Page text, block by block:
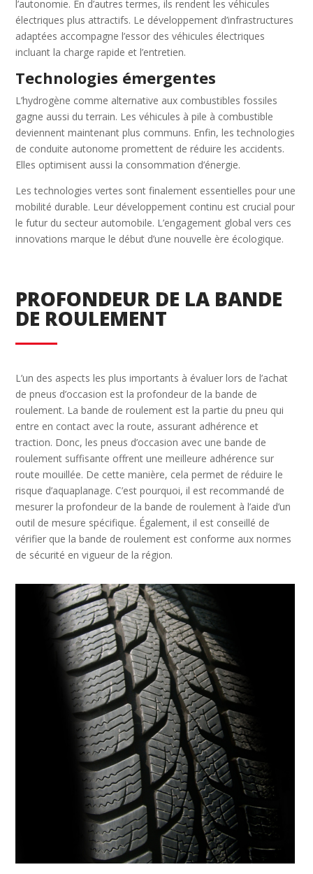
l’autonomie. En d’autres termes, ils rendent les véhicules
électriques plus attractifs. Le développement d’infrastructures
adaptées accompagne l’essor des véhicules électriques
incluant la charge rapide et l’entretien.
Technologies émergentes
L’hydrogène comme alternative aux combustibles fossiles
gagne aussi du terrain. Les véhicules à pile à combustible
deviennent maintenant plus communs. Enfin, les technologies
de conduite autonome promettent de réduire les accidents.
Elles optimisent aussi la consommation d’énergie.
Les technologies vertes sont finalement essentielles pour une
mobilité durable. Leur développement continu est crucial pour
le futur du secteur automobile. L’engagement global vers ces
innovations marque le début d’une nouvelle ère écologique.
PROFONDEUR DE LA BANDE
DE ROULEMENT
L’un des aspects les plus importants à évaluer lors de l’achat
de pneus d’occasion est la profondeur de la bande de
roulement. La bande de roulement est la partie du pneu qui
entre en contact avec la route, assurant adhérence et
traction. Donc, les pneus d’occasion avec une bande de
roulement suffisante offrent une meilleure adhérence sur
route mouillée. De cette manière, cela permet de réduire le
risque d’aquaplanage. C’est pourquoi, il est recommandé de
mesurer la profondeur de la bande de roulement à l’aide d’un
outil de mesure spécifique. Également, il est conseillé de
vérifier que la bande de roulement est conforme aux normes
de sécurité en vigueur de la région.